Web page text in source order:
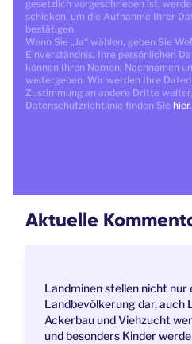
gesetzlich vorgeschrieben ist,
schicken, um die Aufnahme Ihrer
bestätigen.
Wenn Sie „Ja“ wählen, geben Sie
Einverständnis, Ihre persönlichen
können Ihren Namen, Nachnamen
weitergeben. Wir werden Ihre
Zustimmung an andere Dritte
Datenschutzrichtlinie finden Sie hier.
Aktuelle
Landminen stellen nicht nur
Landbevölkerung dar, auch
Ackerbau und Viehzucht
und besonders Kinder